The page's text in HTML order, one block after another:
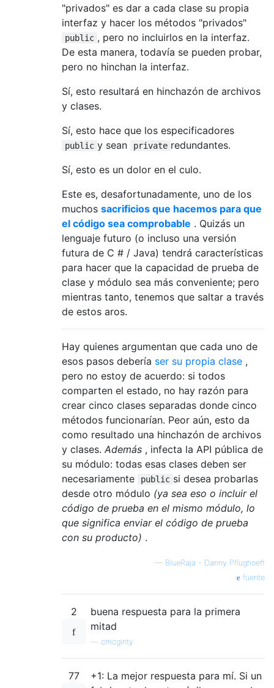
"privados" es dar a cada clase su propia
interfaz y hacer los métodos "privados"
public , pero no incluirlos en la interfaz.
De esta manera, todavía se pueden probar,
pero no hinchan la interfaz.
Sí, esto resultará en hinchazón de archivos
y clases.
Sí, esto hace que los especificadores
public y sean private redundantes.
Sí, esto es un dolor en el culo.
Este es, desafortunadamente, uno de los
muchos sacrificios que hacemos para que
el código sea comprobable . Quizás un
lenguaje futuro (o incluso una versión
futura de C # / Java) tendrá características
para hacer que la capacidad de prueba de
clase y módulo sea más conveniente; pero
mientras tanto, tenemos que saltar a través
de estos aros.
Hay quienes argumentan que cada uno de
esos pasos debería ser su propia clase ,
pero no estoy de acuerdo: si todos
comparten el estado, no hay razón para
crear cinco clases separadas donde cinco
métodos funcionarían. Peor aún, esto da
como resultado una hinchazón de archivos
y clases. Además , infecta la API pública de
su módulo: todas esas clases deben ser
necesariamente
public si desea probarlas
desde otro módulo (ya sea eso o incluir el
código de prueba en el mismo módulo, lo
que significa enviar el código de prueba
con su producto) .
— BlueRaja - Danny Pflughoeft
fuente
2
buena respuesta para la primera
mitad
cmcginty
77
+1: La mejor respuesta para mí. Si un